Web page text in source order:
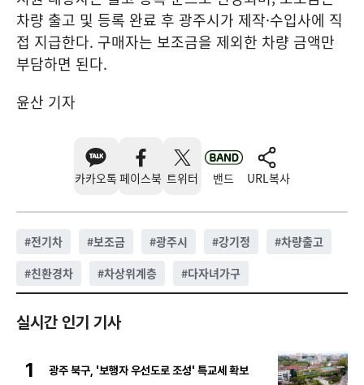
차량 출고 및 등록 완료 후 광주시가 제작·수입사에 직
접 지급한다. 구매자는 보조금을 제외한 차량 금액만
부담하면 된다.
윤산 기자
카카오톡 페이스북 트위터 밴드 URL복사
#전기차 #보조금 #광주시 #강기정 #차량출고
#친환경차 #차상위계층 #다자녀가구
실시간 인기 기사
1 광주 북구, '보행자 우선도로 조성' 특교세 확보